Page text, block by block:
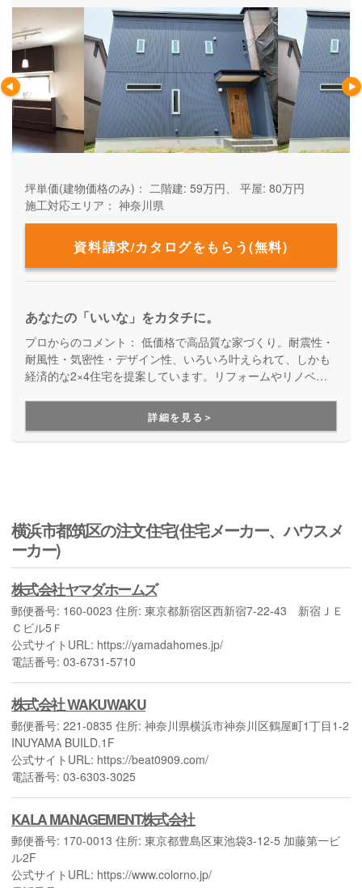
坪単価(建物価格のみ)： 二階建: 59万円、 平屋: 80万円
施工対応エリア： 神奈川県
資料請求/カタログをもらう(無料)
あなたの「いいな」をカタチに。
プロからのコメント： 低価格で高品質な家づくり。耐震性・
耐風性・気密性・デザイン性、いろいろ叶えられて、しかも
経済的な2×4住宅を提案しています。リフォームやリノベー
アイディアやアフターサポートが充実しています。
詳細を見る＞
横浜市都筑区の注文住宅(住宅メーカー、ハウスメ
ーカー)
株式会社ヤマダホームズ
郵便番号: 160-0023 住所: 東京都新宿区西新宿7-22-43 新宿ＪＥ
Ｃビル5Ｆ
公式サイトURL: https://yamadahomes.jp/
電話番号: 03-6731-5710
株式会社 WAKUWAKU
郵便番号: 221-0835 住所: 神奈川県横浜市神奈川区鶴屋町1丁目1-2
INUYAMA BUILD.1F
公式サイトURL: https://beat0909.com/
電話番号: 03-6303-3025
KALA MANAGEMENT株式会社
郵便番号: 170-0013 住所: 東京都豊島区東池袋3-12-5 加藤第一ビ
ル2F
公式サイトURL: https://www.colorno.jp/